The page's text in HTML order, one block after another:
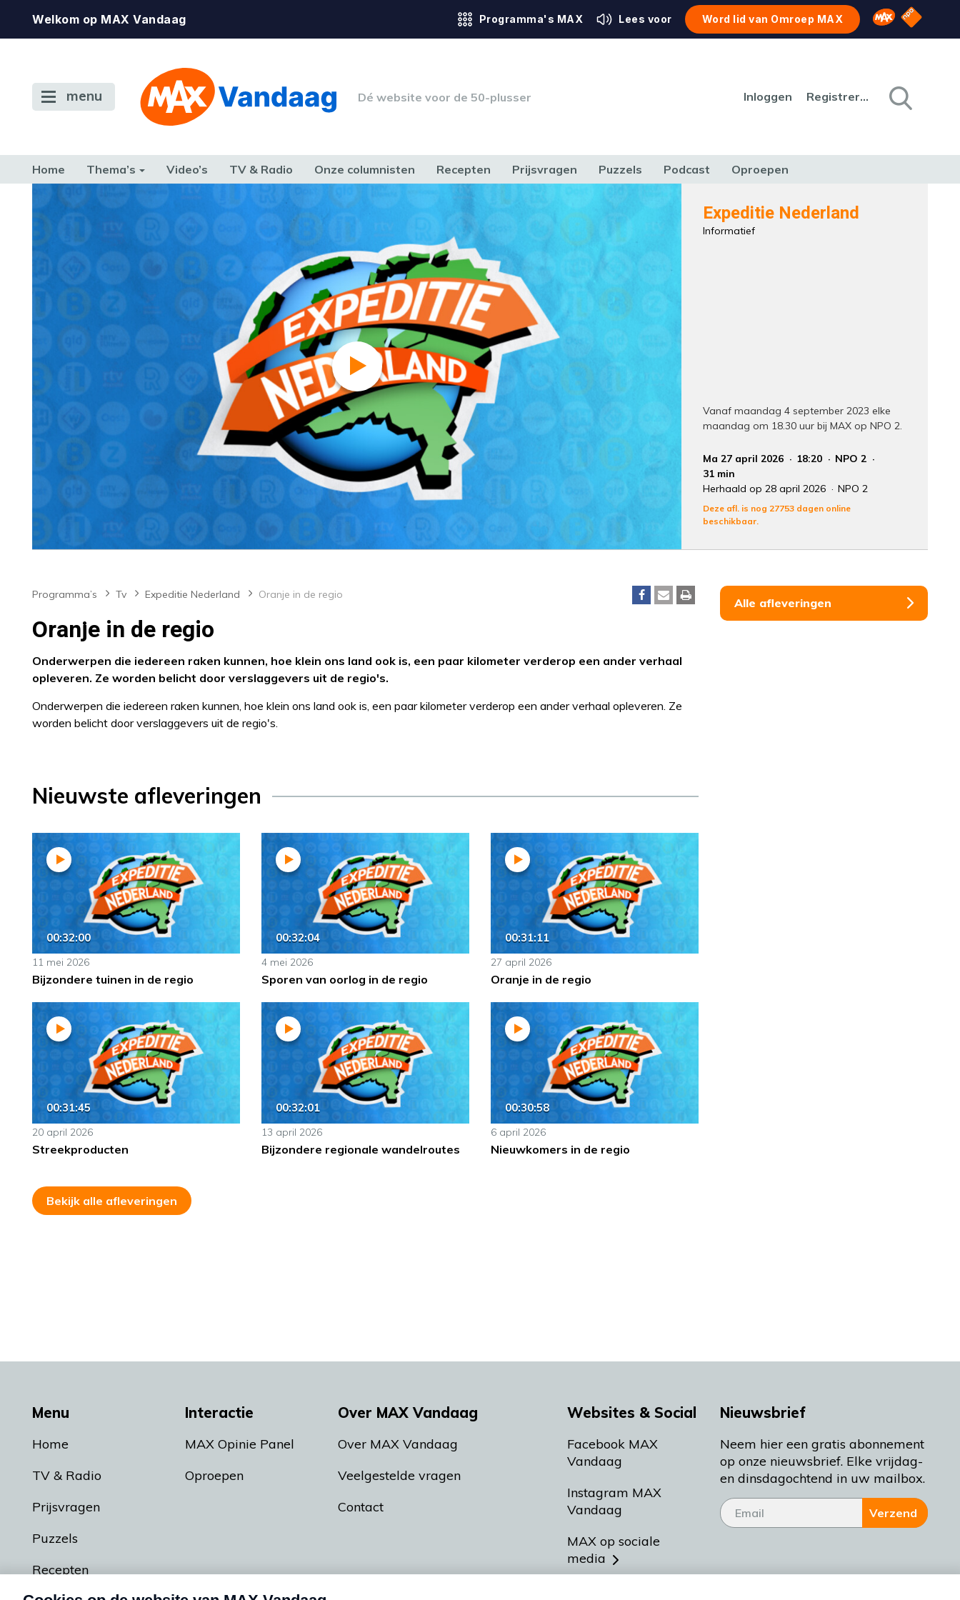
Welkom op MAX Vandaag Programma's MAX Lees voor Word lid van Omroep MAX Omroep MAX
NPO
menu Dé website voor de 50-plusser Inloggen Registreren
Home Thema’s Video’s TV & Radio Onze columnisten Recepten Prijsvragen Puzzels Podcast Oproepen
CONSUMENT
Expeditie Nederland
Informatief
Vanaf maandag 4 september 2023 elke
maandag om 18.30 uur bij MAX op NPO 2.
Ma 27 april 2026 18:20
NPO 2
31 min
Herhaald op 28 april 2026
NPO 2
Deze afl. is nog 27753 dagen online
beschikbaar.
Programma’s Tv Expeditie Nederland Oranje in de regio
Oranje in de regio
Onderwerpen die iedereen raken kunnen, hoe klein ons land ook is, een paar kilometer verderop een ander verhaal
opleveren. Ze worden belicht door verslaggevers uit de regio's.
Onderwerpen die iedereen raken kunnen, hoe klein ons land ook is, een paar kilometer verderop een ander verhaal opleveren. Ze
worden belicht door verslaggevers uit de regio's.
Nieuwste afleveringen
00:32:00
11 mei 2026
Bijzondere tuinen in de regio
00:32:04
4 mei 2026
Sporen van oorlog in de regio
00:31:11
27 april 2026
Oranje in de regio
00:31:45
20 april 2026
Streekproducten
00:32:01
13 april 2026
Bijzondere regionale wandelroutes
00:30:58
6 april 2026
Nieuwkomers in de regio
Bekijk alle afleveringen
Alle afleveringen
Menu
Home
TV & Radio
Prijsvragen
Puzzels
Recepten
Interactie
MAX Opinie Panel
Oproepen
Over MAX Vandaag
Over MAX Vandaag
Veelgestelde vragen
Contact
Websites & Social
Facebook MAX
Vandaag
Instagram MAX
Vandaag
MAX op sociale
media
Nieuwsbrief
Neem hier een gratis abonnement
op onze nieuwsbrief. Elke vrijdag-
en dinsdagochtend in uw mailbox.
Verzend